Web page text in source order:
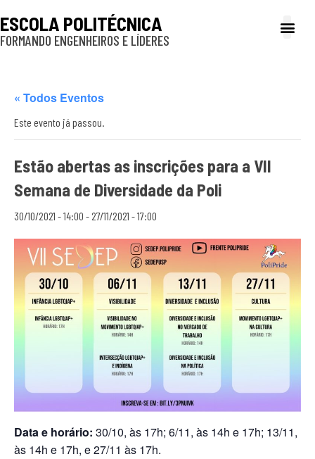
ESCOLA POLITÉCNICA
FORMANDO ENGENHEIROS E LÍDERES
« Todos Eventos
Este evento já passou.
Estão abertas as inscrições para a VII
Semana de Diversidade da Poli
30/10/2021 - 14:00 - 27/11/2021 - 17:00
Data e horário: 30/10, às 17h; 6/11, às 14h e 17h; 13/11,
às 14h e 17h, e 27/11 às 17h.